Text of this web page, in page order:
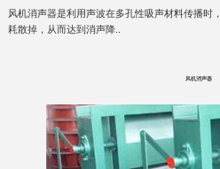
风机消声器是利用声波在多孔性吸声材料传播时
耗散掉，从而达到消声降..
风机消声器